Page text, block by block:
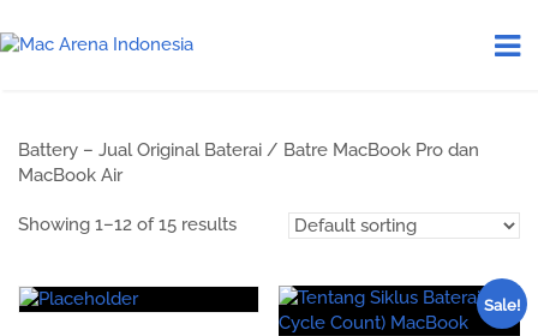
Battery – Jual Original Baterai / Batre MacBook Pro dan
MacBook Air
Showing 1–12 of 15 results
Sale!